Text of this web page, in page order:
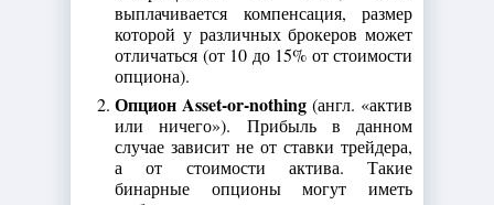
выплачивается компенсация, размер
которой у различных брокеров может
отличаться (от 10 до 15% от стоимости
опциона).
Опцион Asset-or-nothing (англ. «актив
или ничего»). Прибыль в данном
случае зависит не от ставки трейдера,
а от стоимости актива. Такие
бинарные опционы могут иметь